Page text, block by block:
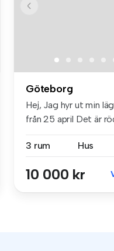
Göteborg
Hej, Jag hyr ut min
från 25 april Det är röd
3 rum Hus
10 000 kr